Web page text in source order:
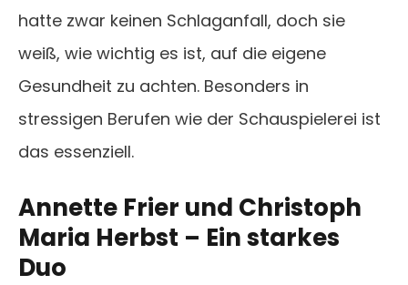
hatte zwar keinen Schlaganfall, doch sie
weiß, wie wichtig es ist, auf die eigene
Gesundheit zu achten. Besonders in
stressigen Berufen wie der Schauspielerei ist
das essenziell.
Annette Frier und Christoph
Maria Herbst – Ein starkes
Duo